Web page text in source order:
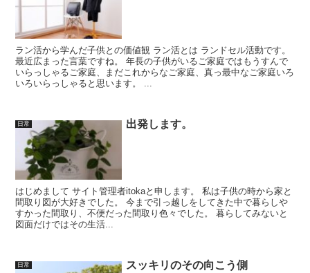
ラン活から学んだ子供との価値観 ラン活とは ランドセル活動です。
最近広まった言葉ですね。 年長の子供がいるご家庭ではもうすんで
いらっしゃるご家庭、まだこれからなご家庭、真っ最中なご家庭いろ
いろいらっしゃると思います。 ...
日常 出発します。
はじめまして サイト管理者itokaと申します。 私は子供の時から家と
間取り図が大好きでした。 今まで引っ越しをしてきた中で暮らしや
すかった間取り、不便だった間取り色々でした。 暮らしてみないと
図面だけではその生活...
日常 スッキリのその向こう側